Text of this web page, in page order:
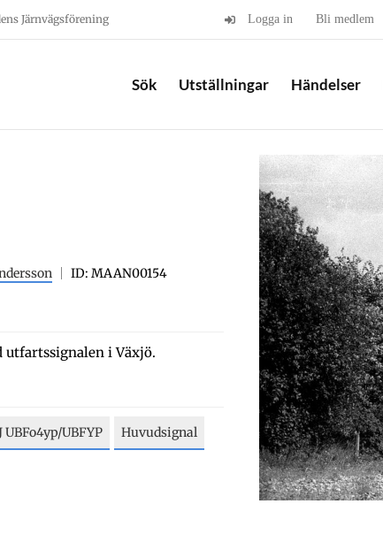
Järnvägsförening Logga in Bli medlem
Sök Utställningar Händelser
ID: MAAN00154
utfartssignalen i Växjö.
UBFo4yp/UBFYP Huvudsignal